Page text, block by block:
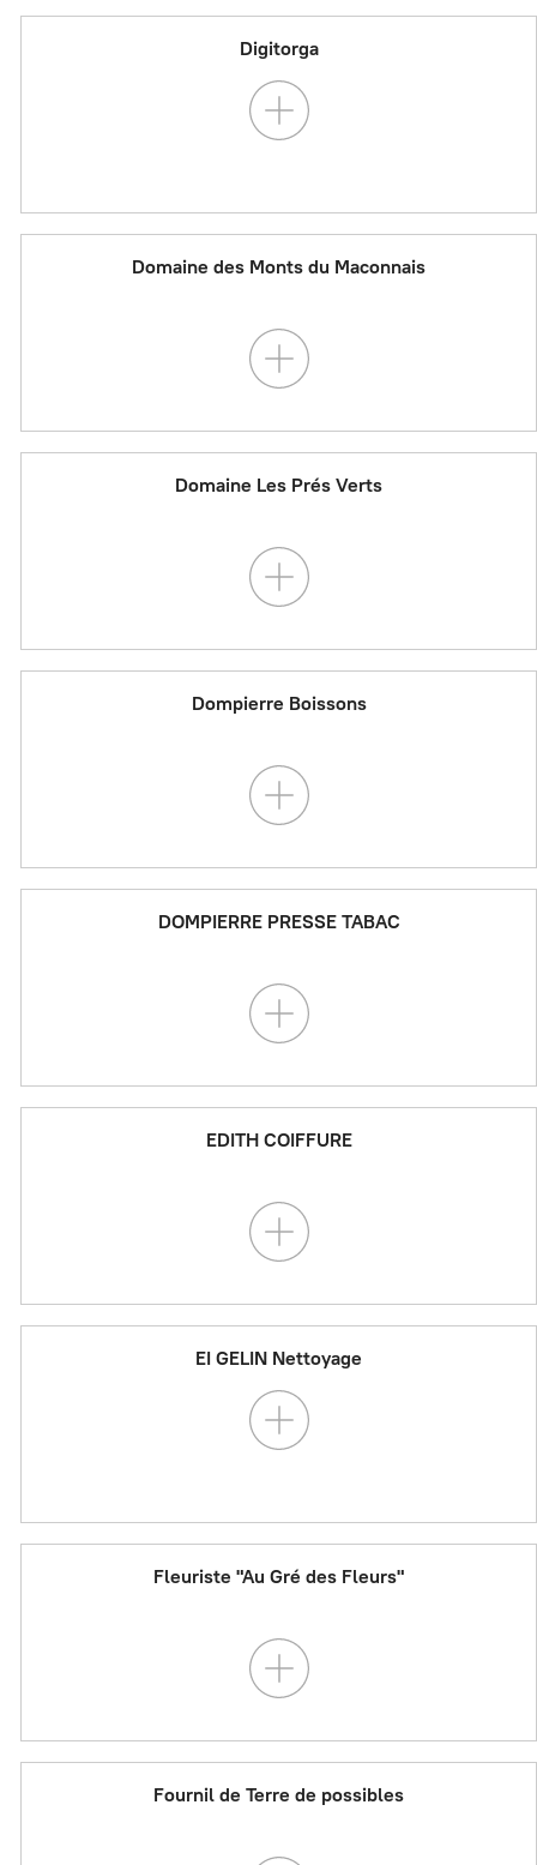
Digitorga
Domaine des Monts du Maconnais
Domaine Les Prés Verts
Dompierre Boissons
DOMPIERRE PRESSE TABAC
EDITH COIFFURE
EI GELIN Nettoyage
Fleuriste "Au Gré des Fleurs"
Fournil de Terre de possibles